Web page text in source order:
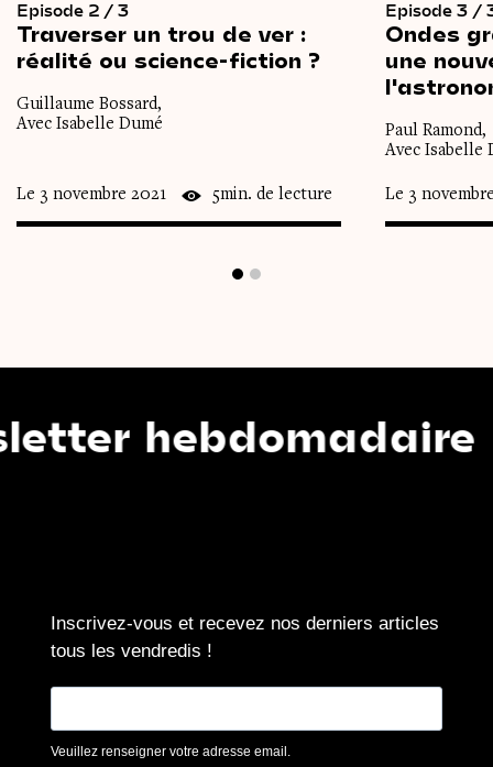
Episode 2 / 3
Traverser un trou de ver :
réalité ou science-fiction ?
Guillaume Bossard,
Avec Isabelle Dumé
Le 3 novembre 2021 5min. de lecture
Episode 3 /
Ondes
une
Paul Ramond,
Avec Isabelle
Le 3